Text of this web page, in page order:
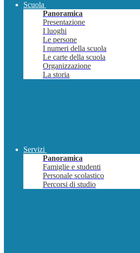
Scuola
Panoramica
Presentazione
I luoghi
Le persone
I numeri della scuola
Le carte della scuola
Organizzazione
La storia
Servizi
Panoramica
Famiglie e studenti
Personale scolastico
Percorsi di studio